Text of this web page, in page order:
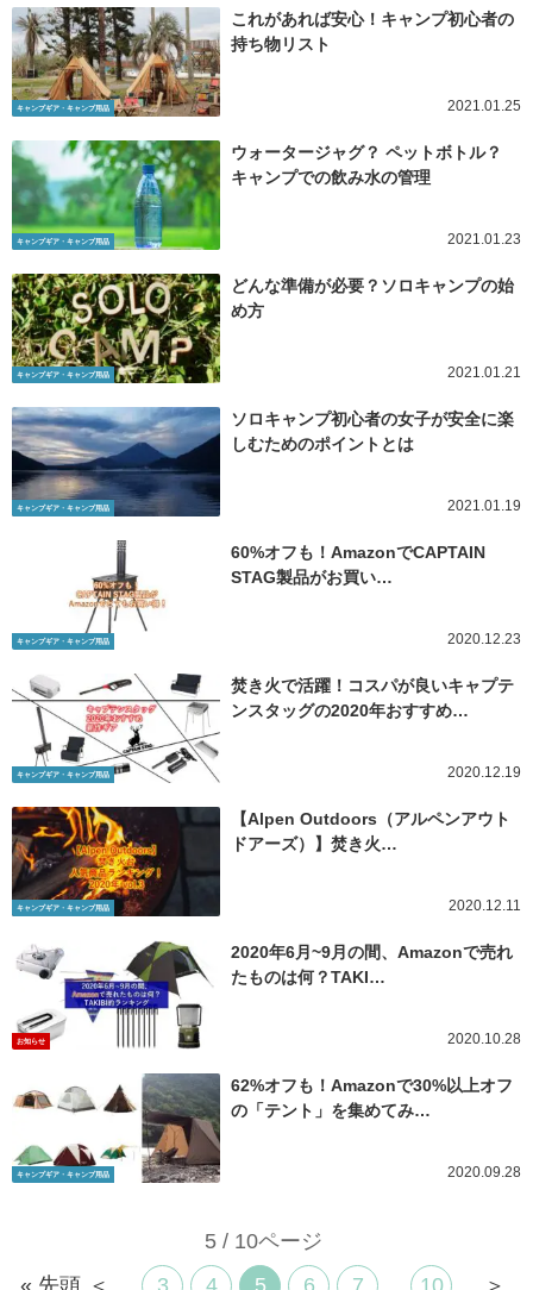
キャンプギア・キャンプ用品
これがあれば安心！キャンプ初心者の
持ち物リスト
2021.01.25
キャンプギア・キャンプ用品
ウォータージャグ？ ペットボトル？
キャンプでの飲み水の管理
2021.01.23
キャンプギア・キャンプ用品
どんな準備が必要？ソロキャンプの始
め方
2021.01.21
キャンプギア・キャンプ用品
ソロキャンプ初心者の女子が安全に楽
しむためのポイントとは
2021.01.19
キャンプギア・キャンプ用品
60%オフも！AmazonでCAPTAIN
STAG製品がお買い…
2020.12.23
キャンプギア・キャンプ用品
焚き火で活躍！コスパが良いキャプテ
ンスタッグの2020年おすすめ…
2020.12.19
キャンプギア・キャンプ用品
【Alpen Outdoors（アルペンアウト
ドアーズ）】焚き火…
2020.12.11
お知らせ
2020年6月~9月の間、Amazonで売れ
たものは何？TAKI…
2020.10.28
キャンプギア・キャンプ用品
62%オフも！Amazonで30%以上オフ
の「テント」を集めてみ…
2020.09.28
5 / 10ページ
« 先頭 ＜ 3 4 5 6 7 10 ＞